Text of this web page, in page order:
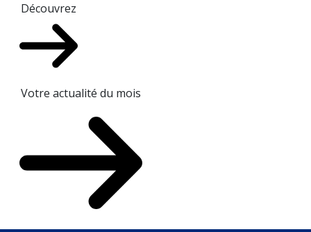
Découvrez
Votre actualité du mois